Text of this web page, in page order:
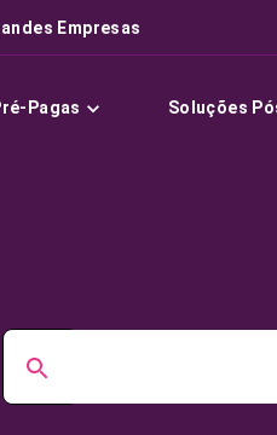
Empresas
Pagas Soluções